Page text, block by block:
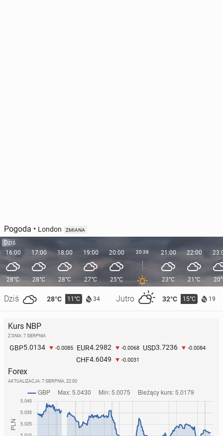
Pogoda • London ZMIANA
Dziś
16:00
28°C
Dziś 28°C 11°C 34 Jutro 32°C 15°C 19
17:00
28°C
18:00
28°C
19:00
27°C
20:00
25°C
20:38 21:00
23°C
22:00
21°C
Kurs NBP
Z DNIA: 7 SIERPNIA
GBP5.0134 -0.0085 EUR4.2982 -0.0068 USD3.7236 -0.0084
CHF4.6049 -0.0031
Forex
AKTUALIZACJA: 7 SIERPNIA, 22:00